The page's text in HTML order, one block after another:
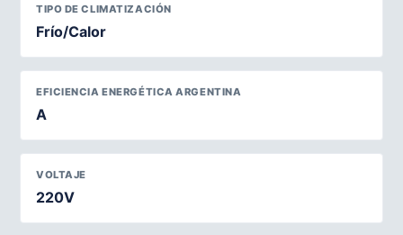
TIPO DE CLIMATIZACIÓN
Frío/Calor
EFICIENCIA ENERGÉTICA ARGENTINA
A
VOLTAJE
220V